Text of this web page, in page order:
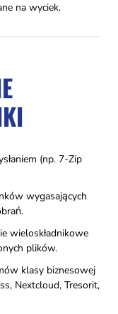
na wyciek.
(np. 7-Zip
wygasających
wieloskładnikowe
plików.
klasy biznesowej
Nextcloud, Tresorit,